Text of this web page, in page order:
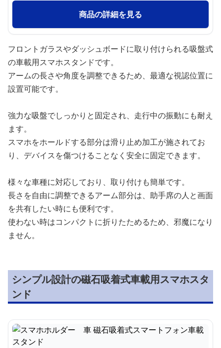
商品の詳細を見る
フロントガラスやダッシュボードに取り付けられる吸盤式
の車載用スマホスタンドです。
アームの長さや角度を調整できるため、最適な視認位置に
設置可能です。
強力な吸盤でしっかりと固定され、走行中の振動にも耐え
ます。
スマホをホールドする部分は滑り止め加工が施されてお
り、デバイスを傷つけることなく安全に固定できます。
様々な車種に対応しており、取り付けも簡単です。
長さを自由に調整できるアーム部分は、助手席の人と画面
を共有したい時にも便利です。
使わない時はコンパクトに折りたためるため、邪魔になり
ません。
シンプル設計の磁石吸着式車載用スマホスタ
ンド